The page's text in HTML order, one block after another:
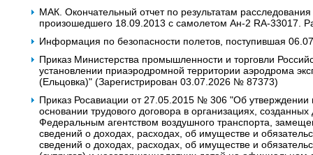
МАК. Окончательный отчет по результатам
произошедшего 18.09.2013 с самолетом Ан-2 RA-33017.
Информация по безопасности полетов, поступившая
Приказ Министерства промышленности и торговли
установлении приаэродромной территории аэродрома
(Ельцовка)" (Зарегистрирован 03.07.2026 № 87373)
Приказ Росавиации от 27.05.2015 № 306 "Об
основании трудового договора в организациях,
Федеральным агентством воздушного транспорта,
сведений о доходах, расходах, об имуществе и
сведений о доходах, расходах, об имуществе и